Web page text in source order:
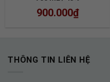
900.000₫
THÔNG TIN LIÊN HỆ